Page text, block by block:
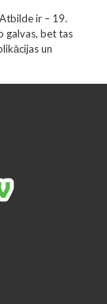
ir – 19.
galvas, bet tas
un